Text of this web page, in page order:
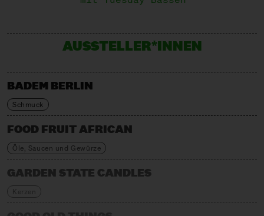
AUSSTELLER*INNEN
BADEM BERLIN
Schmuck
FOOD FRUIT AFRICAN
Öle, Saucen und Gewürze
GARDEN STATE CANDLES
Kerzen